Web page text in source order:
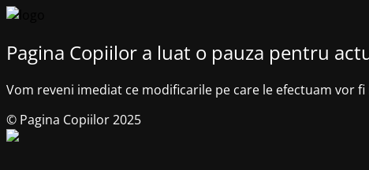
Pagina Copiilor a luat o pauza pentru
Vom reveni imediat ce modificarile pe care le efectuam vor
© Pagina Copiilor 2025